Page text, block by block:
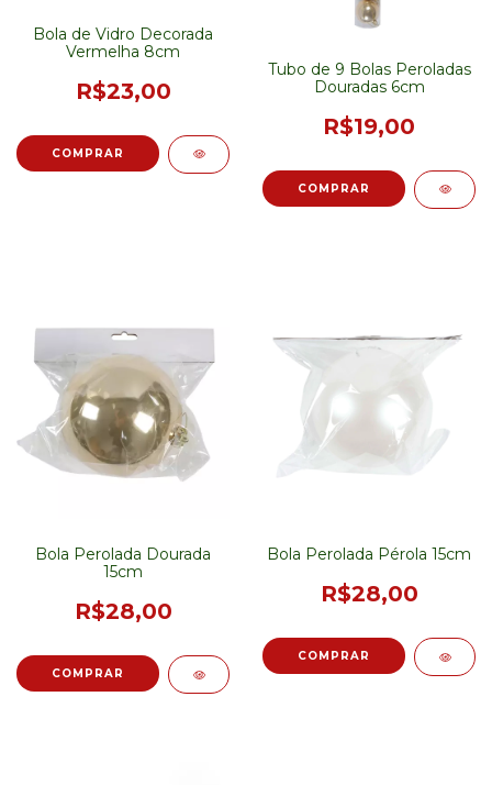
Bola de Vidro Decorada
Vermelha 8cm
R$23,00
Tubo de 9 Bolas Peroladas
Douradas 6cm
R$19,00
Bola Perolada Dourada
15cm
R$28,00
Bola Perolada Pérola 15cm
R$28,00